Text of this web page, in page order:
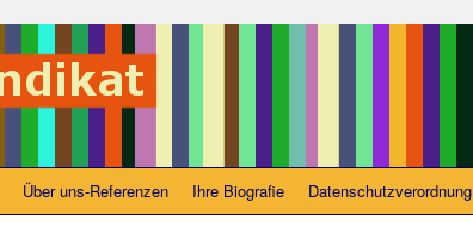
Über uns-Referenzen Ihre Biografie Datenschutzverordnung